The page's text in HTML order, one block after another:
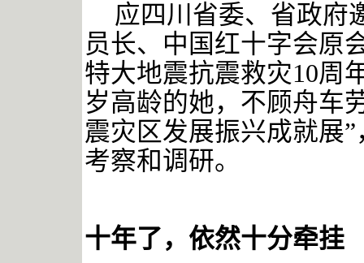
应四川省委、省政府
员长、中国红十字会原
特大地震抗震救灾10周
岁高龄的她，不顾舟车
震灾区发展振兴成就展
考察和调研。
十年了，依然十分牵挂